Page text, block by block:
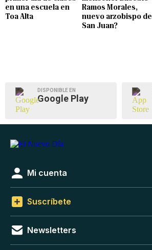
en una escuela en
Toa Alta
Ramos Morales,
nuevo arzobispo de
San Juan?
DISPONIBLE EN
Google Play
Mi cuenta
Suscríbete
Newsletters